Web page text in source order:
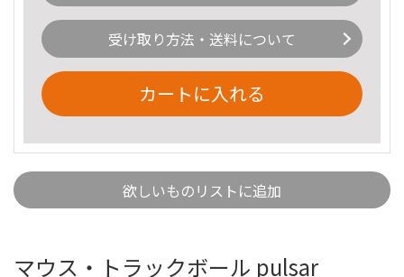
受け取り方法・送料について
カートに入れる
欲しいものリストに追加
マウス・トラックボール pulsar